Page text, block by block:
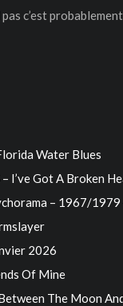
c’est probablement
Water Blues
I’ve Got A Broken
– 1967/1979
2026
Of Mine
The Moon